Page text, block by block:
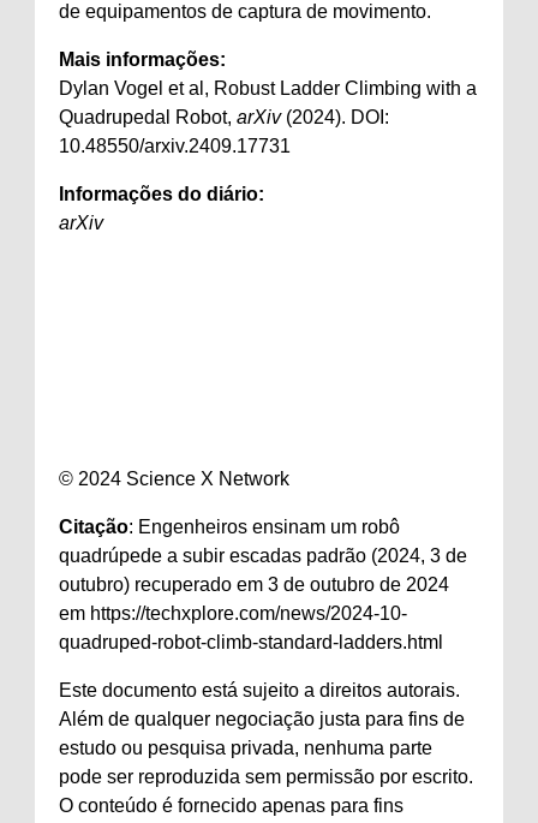
de equipamentos de captura de movimento.
Mais informações:
Dylan Vogel et al, Robust Ladder Climbing with a
Quadrupedal Robot, arXiv(2024). DOI:
10.48550/arxiv.2409.17731
Informações do diário:
arXiv
© 2024 Science X Network
Citação: Engenheiros ensinam um robô
quadrúpede a subir escadas padrão (2024, 3 de
outubro) recuperado em 3 de outubro de 2024
em https://techxplore.com/news/2024-10-
quadruped-robot-climb-standard-ladders.html
Este documento está sujeito a direitos autorais.
Além de qualquer negociação justa para fins de
estudo ou pesquisa privada, nenhuma parte
pode ser reproduzida sem permissão por escrito.
O conteúdo é fornecido apenas para fins